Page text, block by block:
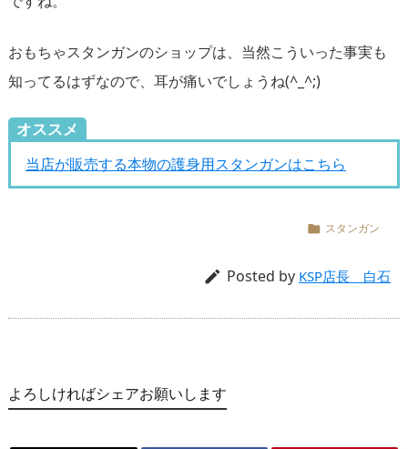
おもちゃスタンガンのショップは、当然こういった事実も
知ってるはずなので、耳が痛いでしょうね(^_^;)
オススメ
当店が販売する本物の護身用スタンガンはこちら
 スタンガン
 Posted by KSP店長 白石
よろしければシェアお願いします